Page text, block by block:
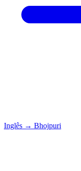
Inglês → Bhojpuri